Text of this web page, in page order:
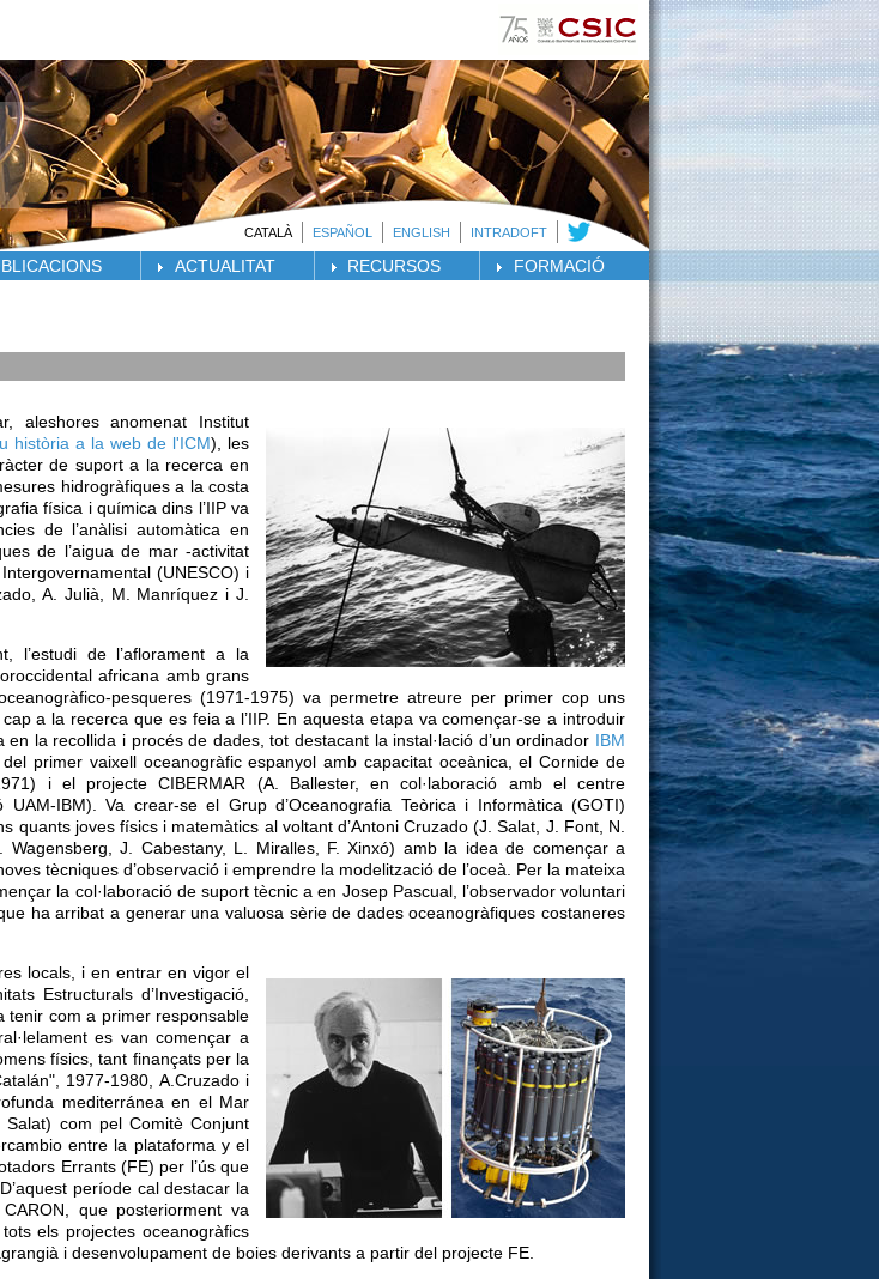
CATALÀ ESPAÑOL ENGLISH INTRADOFT
ACTUALITAT RECURSOS FORMACIÓ
aleshores anomenat Institut
història a la web de l'ICM), les
de suport a la recerca en
hidrogràfiques a la costa
física i química dins l’IIP va
de l’anàlisi automàtica en
de l’aigua de mar -activitat
(UNESCO) i
A. Julià, M. Manríquez i J.
l’estudi de l’aflorament a la
africana amb grans
pesqueres (1971-1975) va permetre atreure per primer cop uns
a la recerca que es feia a l’IIP. En aquesta etapa va començar-se a introduir
en la recollida i procés de dades, tot destacant la instal·lació d’un ordinador IBM
primer vaixell oceanogràfic espanyol amb capacitat oceànica, el Cornide de
i el projecte CIBERMAR (A. Ballester, en col·laboració amb el centre
UAM-IBM). Va crear-se el Grup d’Oceanografia Teòrica i Informàtica (GOTI)
quants joves físics i matemàtics al voltant d’Antoni Cruzado (J. Salat, J. Font, N.
Wagensberg, J. Cabestany, L. Miralles, F. Xinxó) amb la idea de començar a
tècniques d’observació i emprendre la modelització de l’oceà. Per la mateixa
la col·laboració de suport tècnic a en Josep Pascual, l’observador voluntari
ha arribat a generar una valuosa sèrie de dades oceanogràfiques costaneres
locals, i en entrar en vigor el
Estructurals d’Investigació,
tenir com a primer responsable
es van començar a
físics, tant finançats per la
1977-1980, A.Cruzado i
mediterránea en el Mar
com pel Comitè Conjunt
entre la plataforma y el
Errants (FE) per l’ús que
període cal destacar la
que posteriorment va
els projectes oceanogràfics
i desenvolupament de boies derivants a partir del projecte FE.